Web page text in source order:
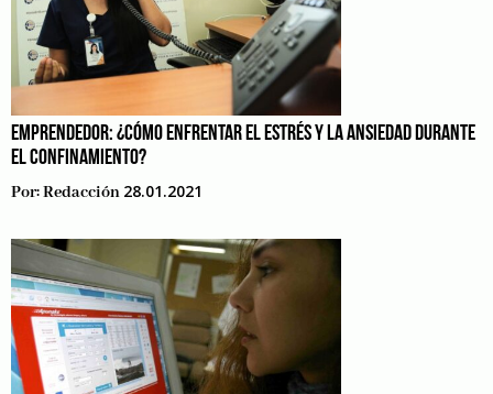
EMPRENDEDOR: ¿CÓMO ENFRENTAR EL ESTRÉS Y LA ANSIEDAD DURANTE
EL CONFINAMIENTO?
Por:Redacción 28.01.2021